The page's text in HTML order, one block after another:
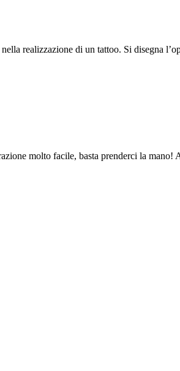
realizzazione di un tattoo. Si disegna
molto facile, basta prenderci la